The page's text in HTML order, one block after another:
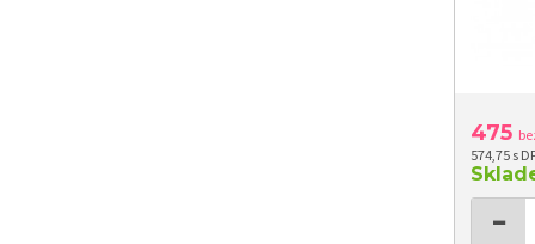
475
574,75 s
−